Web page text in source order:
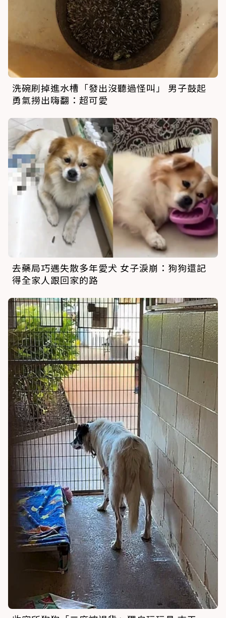
洗碗刷掉進水槽「發出沒聽過怪叫」 男子鼓起
勇氣撈出嗨翻：超可愛
去藥局巧遇失散多年愛犬 女子淚崩：狗狗還記
得全家人跟回家的路